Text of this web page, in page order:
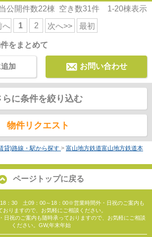
公開件数22棟 空き数31件 1-20棟表示
へ 1 2 次へ>> 最初
をまとめて
お問い合わせ
加
らに条件を絞り込む
物件リクエスト
貸)路線・駅から探す > 富山地方鉄道富山地方鉄道本
ページトップに戻る
：30 土09：00～18：00※営業時間外・日祝のご案内も
おりますので、お気軽にご相談ください。
日祝のご案内も随時承っておりますので、お気軽にご相談
ください。GW,年末年始